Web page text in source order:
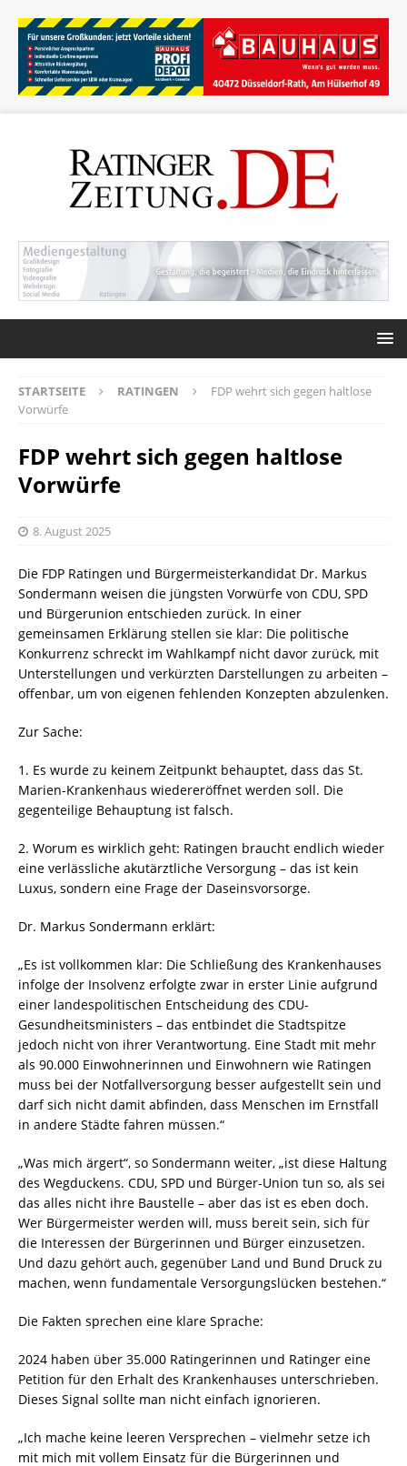
STARTSEITE RATINGEN
FDP wehrt sich gegen haltlose
Vorwürfe
FDP wehrt sich gegen haltlose
Vorwürfe
8. August 2025
Die FDP Ratingen und Bürgermeisterkandidat Dr. Markus
Sondermann weisen die jüngsten Vorwürfe von CDU, SPD
und Bürgerunion entschieden zurück. In einer
gemeinsamen Erklärung stellen sie klar: Die politische
Konkurrenz schreckt im Wahlkampf nicht davor zurück, mit
Unterstellungen und verkürzten Darstellungen zu arbeiten –
offenbar, um von eigenen fehlenden Konzepten abzulenken.
Zur Sache:
1. Es wurde zu keinem Zeitpunkt behauptet, dass das St.
Marien-Krankenhaus wiedereröffnet werden soll. Die
gegenteilige Behauptung ist falsch.
2. Worum es wirklich geht: Ratingen braucht endlich wieder
eine verlässliche akutärztliche Versorgung – das ist kein
Luxus, sondern eine Frage der Daseinsvorsorge.
Dr. Markus Sondermann erklärt:
„Es ist vollkommen klar: Die Schließung des Krankenhauses
infolge der Insolvenz erfolgte zwar in erster Linie aufgrund
einer landespolitischen Entscheidung des CDU-
Gesundheitsministers – das entbindet die Stadtspitze
jedoch nicht von ihrer Verantwortung. Eine Stadt mit mehr
als 90.000 Einwohnerinnen und Einwohnern wie Ratingen
muss bei der Notfallversorgung besser aufgestellt sein und
darf sich nicht damit abfinden, dass Menschen im Ernstfall
in andere Städte fahren müssen.“
„Was mich ärgert“, so Sondermann weiter, „ist diese Haltung
des Wegduckens. CDU, SPD und Bürger-Union tun so, als sei
das alles nicht ihre Baustelle – aber das ist es eben doch.
Wer Bürgermeister werden will, muss bereit sein, sich für
die Interessen der Bürgerinnen und Bürger einzusetzen.
Und dazu gehört auch, gegenüber Land und Bund Druck zu
machen, wenn fundamentale Versorgungslücken bestehen.“
Die Fakten sprechen eine klare Sprache:
2024 haben über 35.000 Ratingerinnen und Ratinger eine
Petition für den Erhalt des Krankenhauses unterschrieben.
Dieses Signal sollte man nicht einfach ignorieren.
„Ich mache keine leeren Versprechen – vielmehr setze ich
mit mich mit vollem Einsatz für die Bürgerinnen und